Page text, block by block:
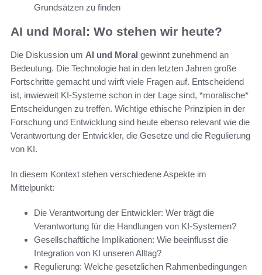
Grundsätzen zu finden
AI und Moral: Wo stehen wir heute?
Die Diskussion um AI und Moral gewinnt zunehmend an
Bedeutung. Die Technologie hat in den letzten Jahren große
Fortschritte gemacht und wirft viele Fragen auf. Entscheidend
ist, inwieweit KI-Systeme schon in der Lage sind, *moralische*
Entscheidungen zu treffen. Wichtige ethische Prinzipien in der
Forschung und Entwicklung sind heute ebenso relevant wie die
Verantwortung der Entwickler, die Gesetze und die Regulierung
von KI.
In diesem Kontext stehen verschiedene Aspekte im
Mittelpunkt:
Die Verantwortung der Entwickler: Wer trägt die
Verantwortung für die Handlungen von KI-Systemen?
Gesellschaftliche Implikationen: Wie beeinflusst die
Integration von KI unseren Alltag?
Regulierung: Welche gesetzlichen Rahmenbedingungen